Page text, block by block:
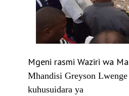
Mgeni rasmi Waziri wa
Mhandisi Greyson
kuhusuidara ya